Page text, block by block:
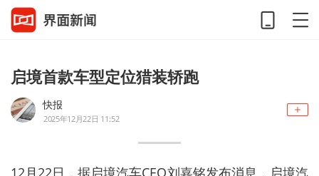
启境首款车型定位猎装轿跑
快报
2025年12月22日 11:52
12月22日，据启境汽车CEO刘嘉铭发布消息，启境汽